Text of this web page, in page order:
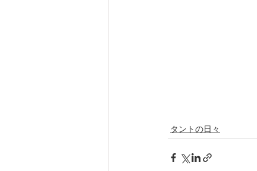
タントの日々